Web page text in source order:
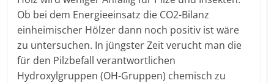
Ob bei dem Energieeinsatz die CO2-Bilanz
einheimischer Hölzer dann noch positiv ist wäre
zu untersuchen. In jüngster Zeit verucht man die
für den Pilzbefall verantwortlichen
Hydroxylgruppen (OH-Gruppen) chemisch zu